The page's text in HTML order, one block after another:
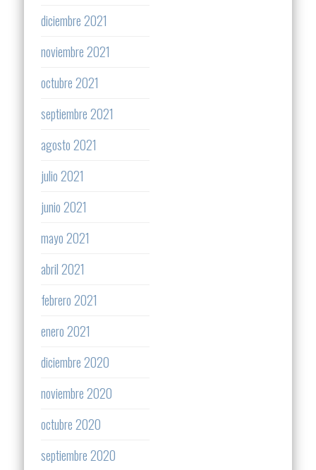
diciembre 2021
noviembre 2021
octubre 2021
septiembre 2021
agosto 2021
julio 2021
junio 2021
mayo 2021
abril 2021
febrero 2021
enero 2021
diciembre 2020
noviembre 2020
octubre 2020
septiembre 2020